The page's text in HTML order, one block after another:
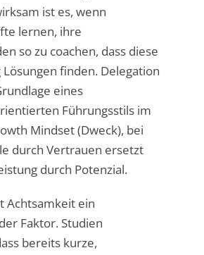
ist es, wenn
lernen, ihre
so zu coachen, dass diese
finden. Delegation
eines
Führungsstils im
Mindset (Dweck), bei
durch Vertrauen ersetzt
durch Potenzial.
Achtsamkeit ein
Faktor. Studien
bereits kurze,